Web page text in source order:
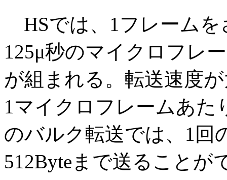
HSでは、1フレームを
125μ秒のマイクロフレ
が組まれる。転送速度
1マイクロフレームあた
のバルク転送では、1回
512Byteまで送ることが